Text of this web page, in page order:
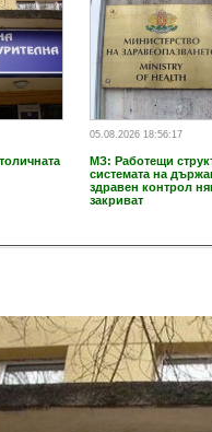
05.08.2026 18:56:17
МЗ: Работещи
системата на
здравен контрол
закриват